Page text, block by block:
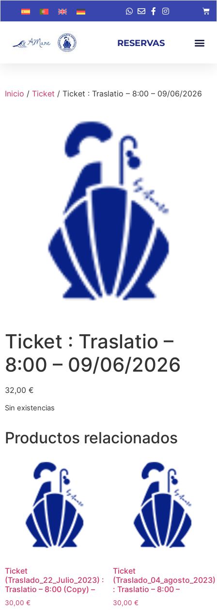
RESERVAS
Inicio / Ticket / Ticket : Traslatio – 8:00 – 09/06/2026
Ticket : Traslatio –
8:00 – 09/06/2026
32,00 €
Sin existencias
Productos relacionados
Ticket
(Traslado_22_Julio_2023) :
Traslatio – 8:00 (Copy) –
30,00 €
Ticket
(Traslado_04_agosto_2023)
: Traslatio – 8:00 –
30,00 €